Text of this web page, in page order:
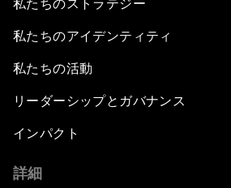
私たちのストラテジー
私たちのアイデンティティ
私たちの活動
リーダーシップとガバナンス
インパクト
詳細